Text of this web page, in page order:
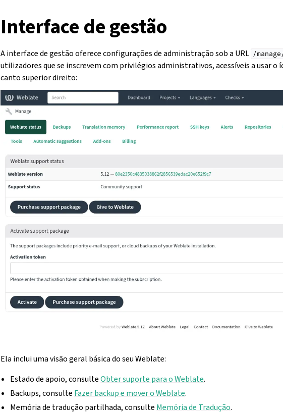
Interface de gestão
A interface de gestão oferece configurações de administração sob a URL /
utilizadores que se inscrevem com privilégios administrativos, acessíveis a usar o
canto superior direito:
Ela inclui uma visão geral básica do seu Weblate:
Estado de apoio, consulteObter suporte para o Weblate.
Backups, consulte Fazer backup e mover o Weblate.
Memória de tradução partilhada, consulte Memória de Tradução.